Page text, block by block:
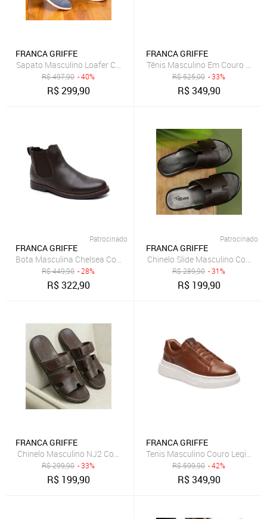
FRANCA GRIFFE
Sapato Masculino Loafer Couro Legítimo Zurich Sola Costurada
R$497,90 - 40%
R$299,90
FRANCA GRIFFE
Tênis Masculino Em Couro
R$525,00 - 33%
R$349,90
Patrocinado
FRANCA GRIFFE
Bota Masculina Chelsea Couro Legítimo Ultra Leve Casual Rústica
R$449,90 - 28%
R$322,90
Patrocinado
FRANCA GRIFFE
Chinelo Slide Masculino Couro
R$289,90 - 31%
R$ 199,90
FRANCA GRIFFE
Chinelo Masculino NJ2 Couro Legítimo Anatômico Fivela Ajustável
R$299,90 - 33%
R$ 199,90
FRANCA GRIFFE
Tenis Masculino Couro Legitimo
R$599,90 - 42%
R$349,90